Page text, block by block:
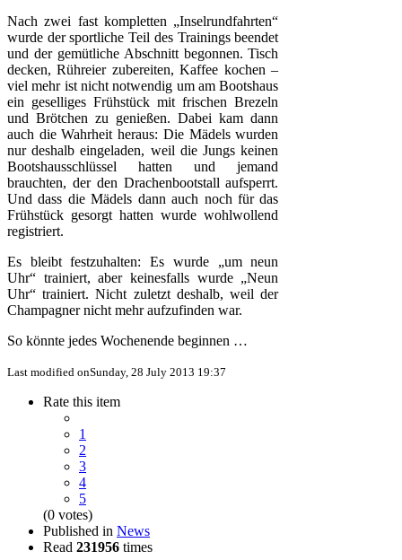
Nach zwei fast kompletten „Inselrundfahrten“
wurde der sportliche Teil des Trainings beendet
und der gemütliche Abschnitt begonnen. Tisch
decken, Rühreier zubereiten, Kaffee kochen –
viel mehr ist nicht notwendig um am Bootshaus
ein geselliges Frühstück mit frischen Brezeln
und Brötchen zu genießen. Dabei kam dann
auch die Wahrheit heraus: Die Mädels wurden
nur deshalb eingeladen, weil die Jungs keinen
Bootshausschlüssel hatten und jemand
brauchten, der den Drachenbootstall aufsperrt.
Und dass die Mädels dann auch noch für das
Frühstück gesorgt hatten wurde wohlwollend
registriert.
Es bleibt festzuhalten: Es wurde „um neun
Uhr“ trainiert, aber keinesfalls wurde „Neun
Uhr“ trainiert. Nicht zuletzt deshalb, weil der
Champagner nicht mehr aufzufinden war.
So könnte jedes Wochenende beginnen …
Last modified onSunday, 28 July 2013 19:37
Rate this item
1
2
3
4
5
(0 votes)
Published in News
Read 231956 times